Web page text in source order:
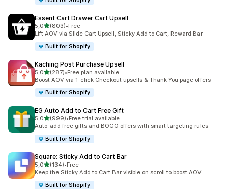
Essent Cart Drawer Cart Upsell
5,0stelle su 5
(803)
803 recensioni totali
•Free
Lift AOV via Slide Cart Upsell, Sticky Add to Cart, Reward Bar
Built for Shopify
Kaching Post Purchase Upsell
5,0stelle su 5
(287)
287 recensioni totali
•Free plan available
Boost AOV via 1-click Checkout upsells & Thank You page offers
Built for Shopify
EG Auto Add to Cart Free Gift
5,0stelle su 5
(999)
999 recensioni totali
•Free trial available
Auto-add free gifts and BOGO offers with smart targeting rules
Built for Shopify
Square: Sticky Add to Cart Bar
5,0stelle su 5
(134)
134 recensioni totali
•Free
Keep the Sticky Add to Cart Bar visible on scroll to boost AOV
Built for Shopify